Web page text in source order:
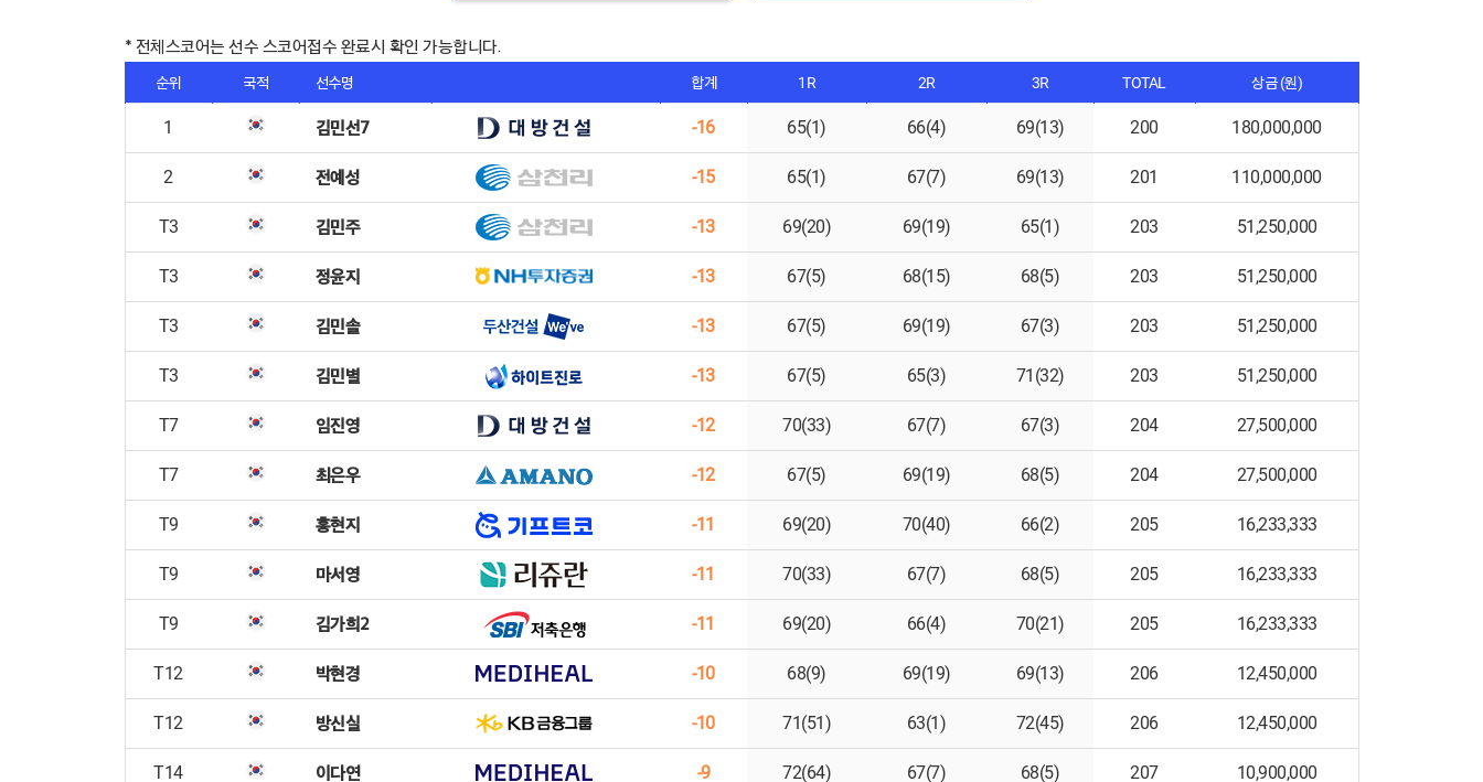
* 전체스코어는 선수 스코어접수 완료시 확인 가능합니다.
순위 국적 선수명 합계 1R 2R 3R TOTAL 상금 (원)
1 김민선7 -16 65(1) 66(4) 69(13) 200 180,000,000
2 전예성 -15 65(1) 67(7) 69(13) 201 110,000,000
T3 김민주 -13 69(20) 69(19) 65(1) 203 51,250,000
T3 정윤지 -13 67(5) 68(15) 68(5) 203 51,250,000
T3 김민솔 -13 67(5) 69(19) 67(3) 203 51,250,000
T3 김민별 -13 67(5) 65(3) 71(32) 203 51,250,000
T7 임진영 -12 70(33) 67(7) 67(3) 204 27,500,000
T7 최은우 -12 67(5) 69(19) 68(5) 204 27,500,000
T9 홍현지 -11 69(20) 70(40) 66(2) 205 16,233,333
T9 마서영 -11 70(33) 67(7) 68(5) 205 16,233,333
T9 김가희2 -11 69(20) 66(4) 70(21) 205 16,233,333
T12 박현경 -10 68(9) 69(19) 69(13) 206 12,450,000
T12 방신실 -10 71(51) 63(1) 72(45) 206 12,450,000
T14 이다연 -9 72(64) 67(7) 68(5) 207 10,900,000